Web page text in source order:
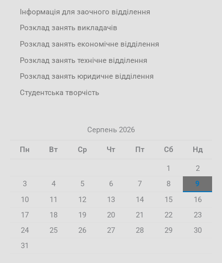
Інформація для заочного відділення
Розклад занять викладачів
Розклад занять економічне відділення
Розклад занять технічне відділення
Розклад занять юридичне відділення
Студентська творчість
Серпень 2026
Пн Вт Ср Чт Пт Сб Нд
1
2
3
4 5 6 7 8
9
10
11 12 13 14 15
16
17
18 19 20 21 22
23
24
25 26 27 28 29
30
31